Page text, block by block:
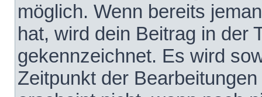
möglich. Wenn bereits
hat, wird dein Beitrag in der
gekennzeichnet. Es wird
Zeitpunkt der